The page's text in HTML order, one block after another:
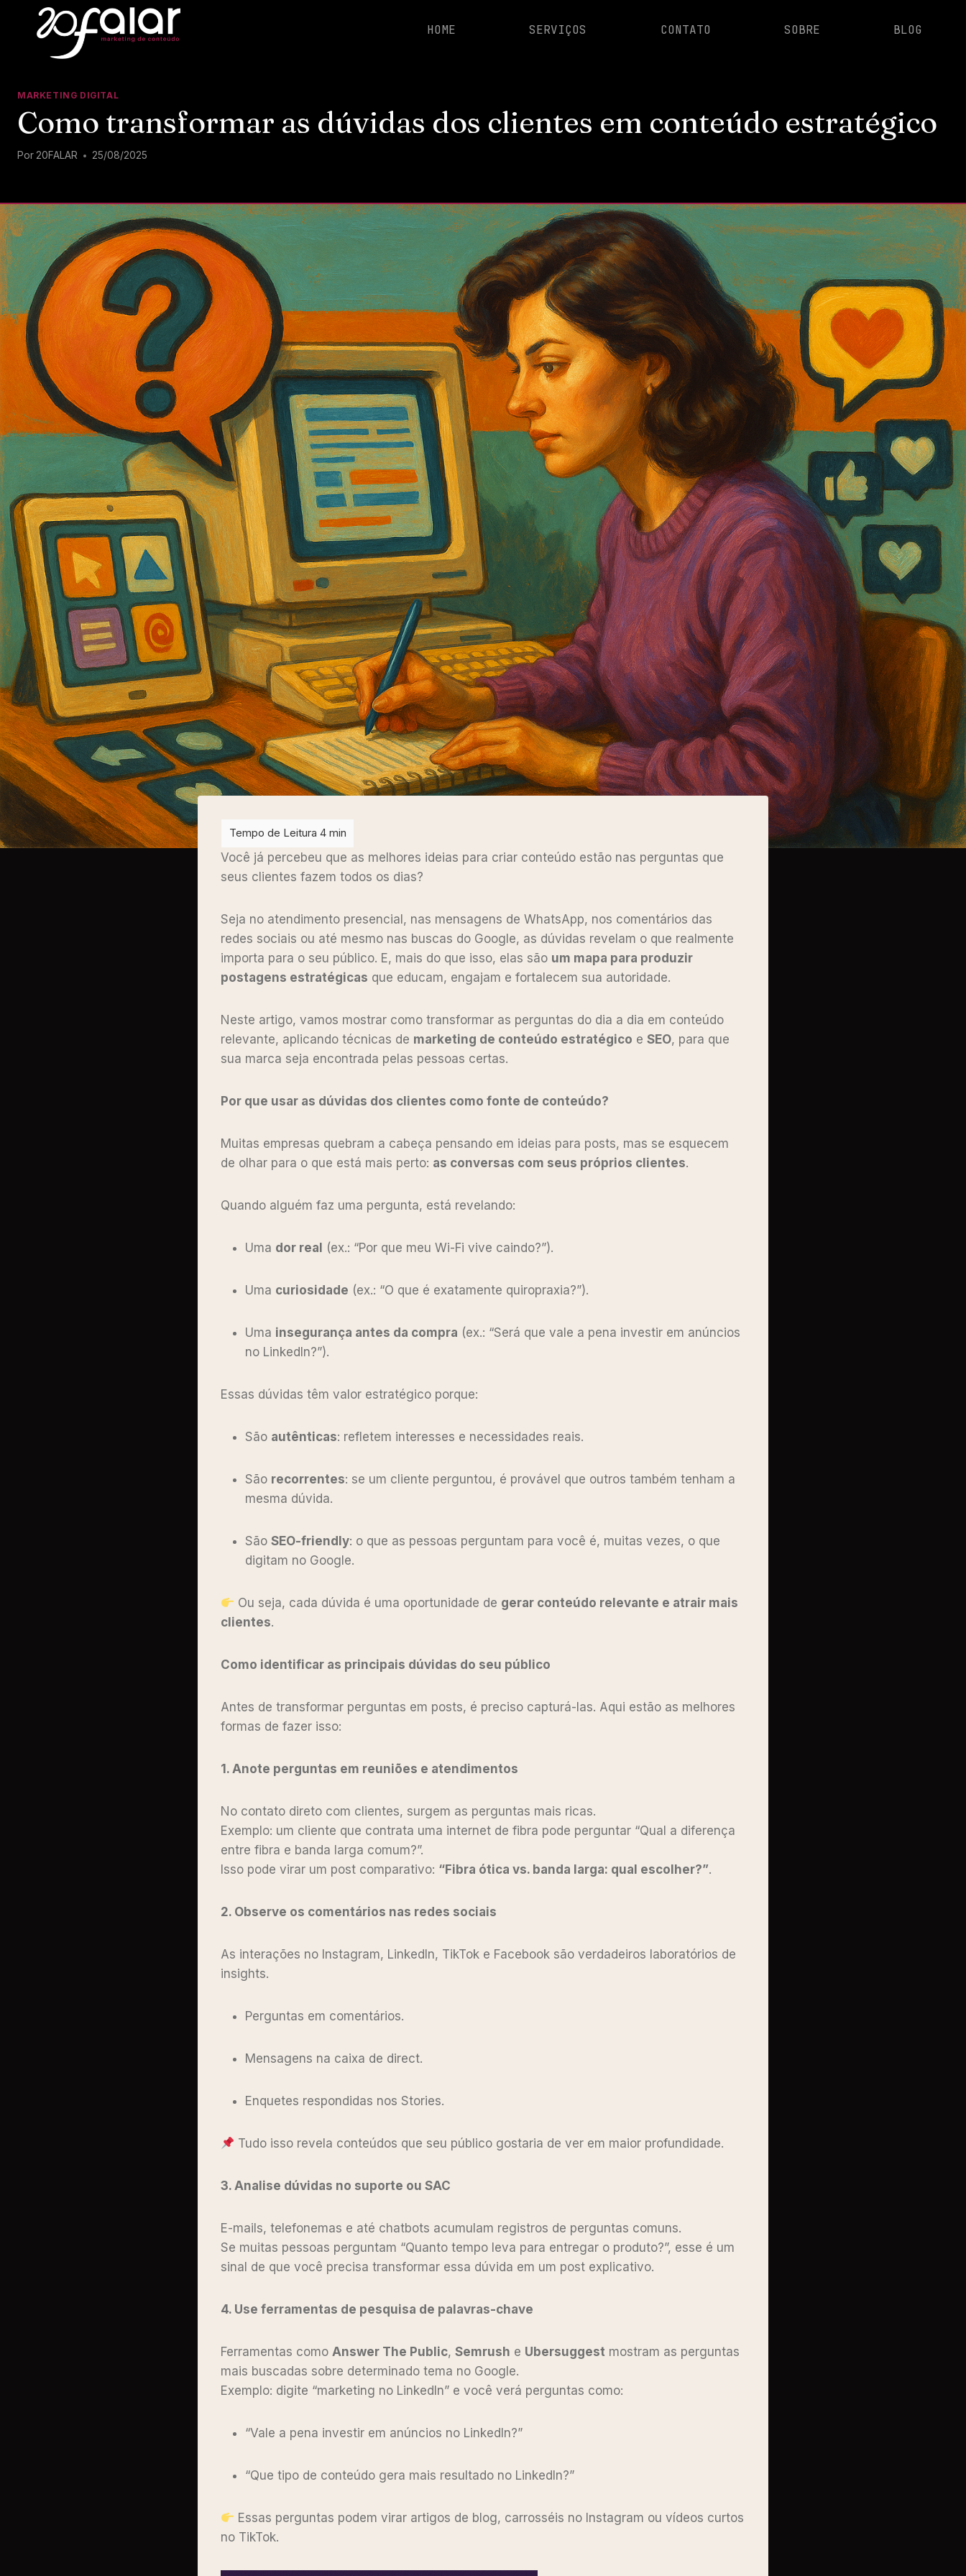
HOME SERVIÇOS CONTATO SOBRE BLOG
MARKETING DIGITAL
Como transformar as dúvidas dos clientes em conteúdo estratégico
Por20FALAR 25/08/2025
Você já percebeu que as melhores ideias para criar conteúdo estão nas perguntas que
seus clientes fazem todos os dias?
Seja no atendimento presencial, nas mensagens de WhatsApp, nos comentários das
redes sociais ou até mesmo nas buscas do Google, as dúvidas revelam o que realmente
importa para o seu público. E, mais do que isso, elas são um mapa para produzir
postagens estratégicas que educam, engajam e fortalecem sua autoridade.
Neste artigo, vamos mostrar como transformar as perguntas do dia a dia em conteúdo
relevante, aplicando técnicas de marketing de conteúdo estratégico e SEO, para que
sua marca seja encontrada pelas pessoas certas.
Por que usar as dúvidas dos clientes como fonte de conteúdo?
Muitas empresas quebram a cabeça pensando em ideias para posts, mas se esquecem
de olhar para o que está mais perto: as conversas com seus próprios clientes.
Quando alguém faz uma pergunta, está revelando:
Uma dor real (ex.: “Por que meu Wi-Fi vive caindo?”).
Uma curiosidade (ex.: “O que é exatamente quiropraxia?”).
Uma insegurança antes da compra (ex.: “Será que vale a pena investir em anúncios
no LinkedIn?”).
Essas dúvidas têm valor estratégico porque:
São autênticas: refletem interesses e necessidades reais.
São recorrentes: se um cliente perguntou, é provável que outros também tenham a
mesma dúvida.
São SEO-friendly: o que as pessoas perguntam para você é, muitas vezes, o que
digitam no Google.
Ou seja, cada dúvida é uma oportunidade de gerar conteúdo relevante e atrair mais
clientes.
Como identificar as principais dúvidas do seu público
Antes de transformar perguntas em posts, é preciso capturá-las. Aqui estão as melhores
formas de fazer isso:
1. Anote perguntas em reuniões e atendimentos
No contato direto com clientes, surgem as perguntas mais ricas.
Exemplo: um cliente que contrata uma internet de fibra pode perguntar “Qual a diferença
entre fibra e banda larga comum?”.
Isso pode virar um post comparativo: “Fibra ótica vs. banda larga: qual escolher?”.
2. Observe os comentários nas redes sociais
As interações no Instagram, LinkedIn, TikTok e Facebook são verdadeiros laboratórios de
insights.
Perguntas em comentários.
Mensagens na caixa de direct.
Enquetes respondidas nos Stories.
Tudo isso revela conteúdos que seu público gostaria de ver em maior profundidade.
3. Analise dúvidas no suporte ou SAC
E-mails, telefonemas e até chatbots acumulam registros de perguntas comuns.
Se muitas pessoas perguntam “Quanto tempo leva para entregar o produto?”, esse é um
sinal de que você precisa transformar essa dúvida em um post explicativo.
4. Use ferramentas de pesquisa de palavras-chave
Ferramentas como Answer The Public, Semrush e Ubersuggest mostram as perguntas
mais buscadas sobre determinado tema no Google.
Exemplo: digite “marketing no LinkedIn” e você verá perguntas como:
“Vale a pena investir em anúncios no LinkedIn?”
“Que tipo de conteúdo gera mais resultado no LinkedIn?”
Essas perguntas podem virar artigos de blog, carrosséis no Instagram ou vídeos curtos
no TikTok.